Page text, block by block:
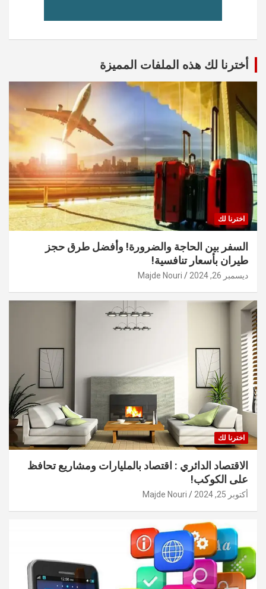
أخترنا لك هذه الملفات المميزة
اخترنا لك
السفر بين الحاجة والضرورة! وأفضل طرق حجز
طيران بأسعار تنافسية!
ديسمبر 26, 2024 Majde Nouri
اخترنا لك
الاقتصاد الدائري : اقتصاد بالمليارات ومشاريع تحافظ
على الكوكب!
أكتوبر 25, 2024 Majde Nouri